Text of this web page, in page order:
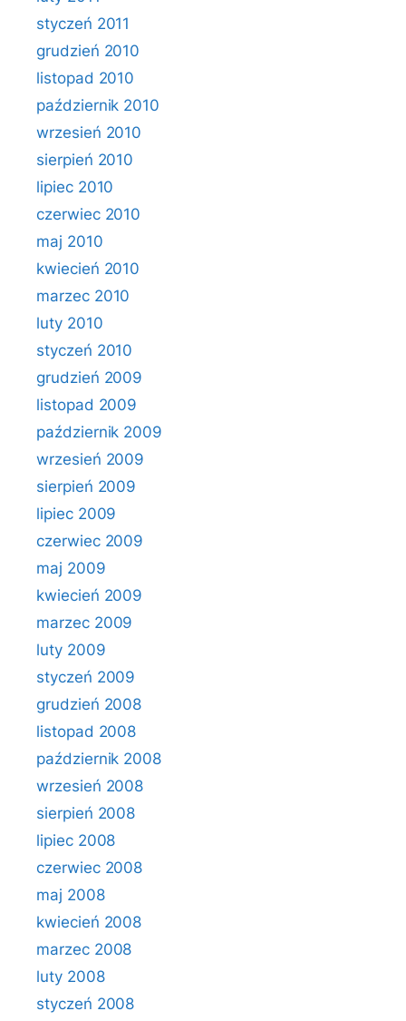
styczeń 2011
grudzień 2010
listopad 2010
październik 2010
wrzesień 2010
sierpień 2010
lipiec 2010
czerwiec 2010
maj 2010
kwiecień 2010
marzec 2010
luty 2010
styczeń 2010
grudzień 2009
listopad 2009
październik 2009
wrzesień 2009
sierpień 2009
lipiec 2009
czerwiec 2009
maj 2009
kwiecień 2009
marzec 2009
luty 2009
styczeń 2009
grudzień 2008
listopad 2008
październik 2008
wrzesień 2008
sierpień 2008
lipiec 2008
czerwiec 2008
maj 2008
kwiecień 2008
marzec 2008
luty 2008
styczeń 2008